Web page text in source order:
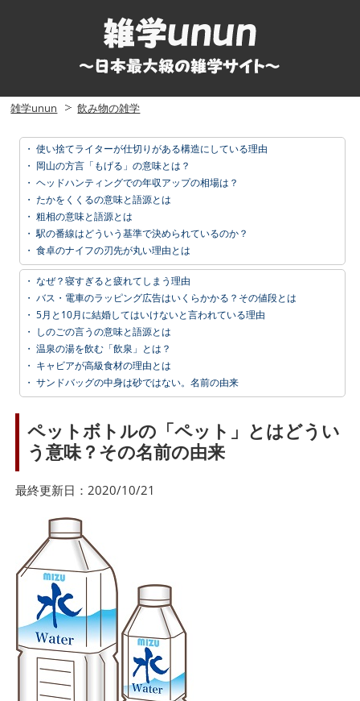
雑学unun 飲み物の雑学
・ 使い捨てライターが仕切りがある構造にしている理由
・ 岡山の方言「もげる」の意味とは？
・ ヘッドハンティングでの年収アップの相場は？
・ たかをくくるの意味と語源とは
・ 粗相の意味と語源とは
・ 駅の番線はどういう基準で決められているのか？
・ 食卓のナイフの刃先が丸い理由とは
・ なぜ？寝すぎると疲れてしまう理由
・ バス・電車のラッピング広告はいくらかかる？その値段とは
・ 5月と10月に結婚してはいけないと言われている理由
・ しのごの言うの意味と語源とは
・ 温泉の湯を飲む「飲泉」とは？
・ キャビアが高級食材の理由とは
・ サンドバッグの中身は砂ではない。名前の由来
ペットボトルの「ペット」とはどうい
う意味？その名前の由来
最終更新日：2020/10/21